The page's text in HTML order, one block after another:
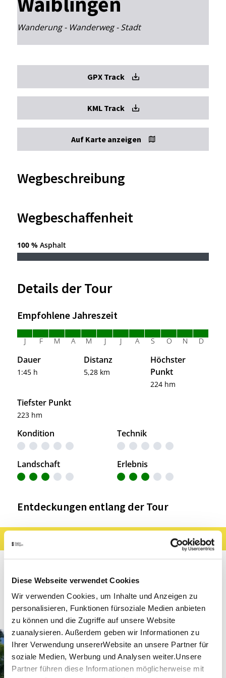
Diese Webseite verwendet Cookies
Wir verwenden Cookies, um Inhalte und Anzeigen zu
personalisieren, Funktionen fürsoziale Medien anbieten
zu können und die Zugriffe auf unsere Website
zuanalysieren. Außerdem geben wir Informationen zu
Ihrer Verwendung unsererWebsite an unsere Partner für
soziale Medien, Werbung und Analysen weiter.Unsere
Partner führen diese Informationen möglicherweise mit
Wanderung - Wanderweg - Stadt
GPX Track
KML Track
Auf Karte anzeigen
Wegbeschreibung
Wegbeschaffenheit
100 %Asphalt
Details der Tour
Empfohlene Jahreszeit
J F M A M J J A S O N D
Dauer
1:45 h
Distanz
5,28 km
Höchster
Punkt
224 hm
Tiefster Punkt
223 hm
Kondition Technik
Landschaft Erlebnis
Entdeckungen entlang der Tour
Karte anzeigen
Sehenswertes
Gastronomie Wein
Museen & Ausstellungen
Touren
Waiblingen Entfernung anzeigen
Altstadtrundgang durch
Waiblingen